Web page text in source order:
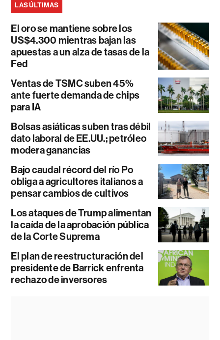
LAS ÚLTIMAS
El oro se mantiene sobre los
US$4.300 mientras bajan las
apuestas a un alza de tasas de la
Fed
Ventas de TSMC suben 45%
ante fuerte demanda de chips
para IA
Bolsas asiáticas suben tras débil
dato laboral de EE.UU.; petróleo
modera ganancias
Bajo caudal récord del río Po
obliga a agricultores italianos a
pensar cambios de cultivos
Los ataques de Trump alimentan
la caída de la aprobación pública
de la Corte Suprema
El plan de reestructuración del
presidente de Barrick enfrenta
rechazo de inversores